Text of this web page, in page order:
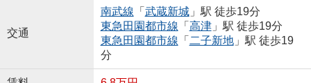
交通
南武線 「 武蔵新城」駅 徒歩19分
東急田園都市線 「 高津」駅 徒歩19分
東急田園都市線 「 二子新地」駅 徒歩19
分